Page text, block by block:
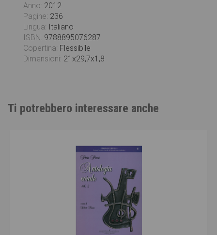
Anno: 2012
Pagine: 236
Lingua: Italiano
ISBN: 9788895076287
Copertina: Flessibile
Dimensioni: 21x29,7x1,8
Ti potrebbero interessare anche